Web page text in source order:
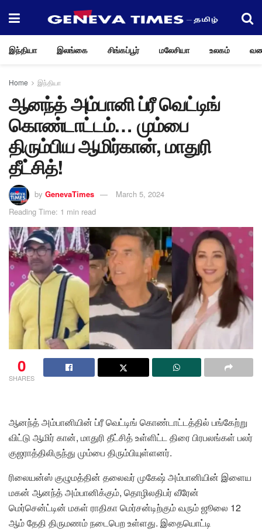
இந்தியா இலங்கை சிங்கப்பூர் மலேசியா உலகம்
Home இந்தியா
ஆனந்த் அம்பானி ப்ரீ வெட்டிங்
கொண்டாட்டம்… மும்பை
திரும்பிய ஆமிர்கான், மாதுரி
தீட்சித்!
by GenevaTimes
March 5, 2024
Reading Time: 1 min read
0
SHARES
ஆனந்த் அம்பானியின் ப்ரீ வெட்டிங் கொண்டாட்டத்தில் பங்கேற்று
விட்டு ஆமிர் கான், மாதுரி தீட்சித் உள்ளிட்ட திரை பிரபலங்கள் பலர்
குஜராத்திலிருந்து மும்பை திரும்பியுள்ளனர்.
ரிலையன்ஸ் குழுமத்தின் தலைவர் முகேஷ் அம்பானியின் இளைய
மகன் ஆனந்த் அம்பானிக்கும், தொழிலதிபர் வீரேன்
மெர்சென்ட்டின் மகள் ராதிகா மெர்சன்டிற்கும் வரும் ஜூலை 12
ஆம் தேதி திருமணம் நடைபெற உள்ளது. இதையொட்டி